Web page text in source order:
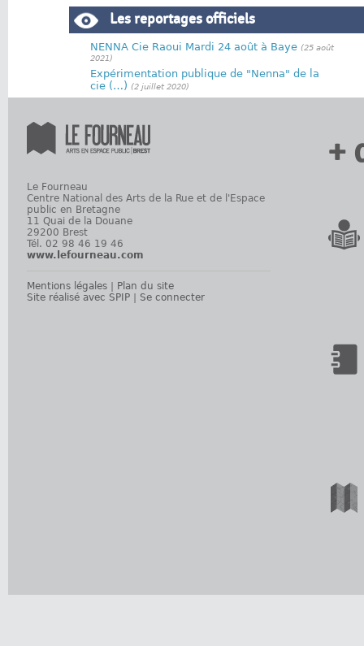
Les reportages officiels
NENNA Cie Raoui Mardi 24 août à Baye (25 août
2021)
Expérimentation publique de "Nenna" de la
cie (…) (2 juillet 2020)
Le Fourneau
Centre National des Arts de la Rue et de l'Espace
public en Bretagne
11 Quai de la Douane
29200 Brest
Tél. 02 98 46 19 46
www.lefourneau.com
Mentions légales
Plan du site
Site réalisé avec SPIP
Se connecter
+